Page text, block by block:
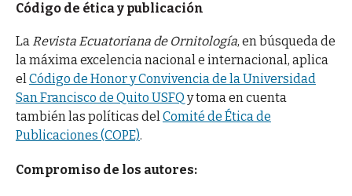
Código de ética y publicación
La Revista Ecuatoriana de Ornitología, en búsqueda de
la máxima excelencia nacional e internacional, aplica
elCódigo de Honor y Convivencia de la Universidad
San Francisco de Quito USFQ y toma en cuenta
también las políticas delComité de Ética de
Publicaciones (COPE).
Compromiso de los autores: